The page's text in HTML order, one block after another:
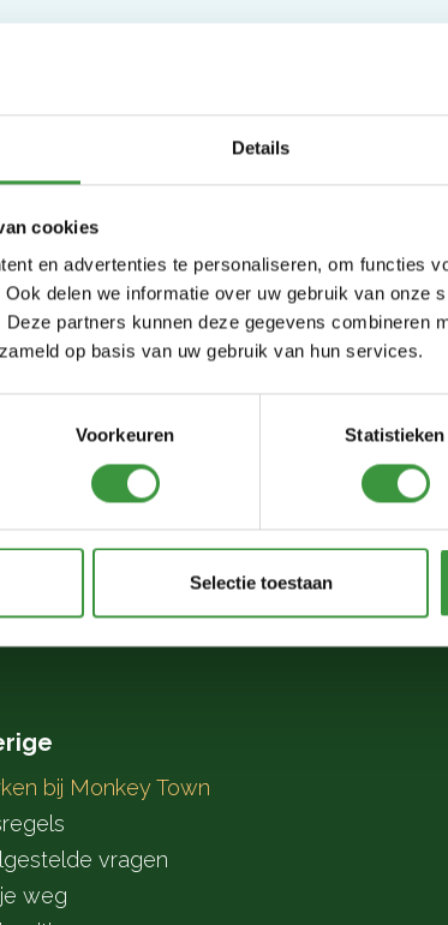
Details
cookies
en advertenties te personaliseren, om functies
delen we informatie over uw gebruik van onze
partners kunnen deze gegevens combineren
op basis van uw gebruik van hun services.
Voorkeuren Statistieken
Selectie toestaan
Monkey
jij ook naar ons indoor
Monkey Town Tilburg
bij Monkey Town
vragen
weg